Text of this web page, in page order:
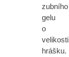
zubního
gelu
o
velikosti
hrášku.